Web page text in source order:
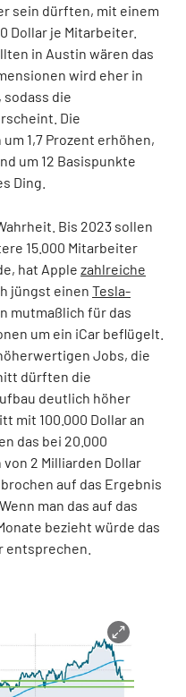
sein dürften, mit einem
Dollar je Mitarbeiter.
in Austin wären das
wird eher in
die
Die
1,7 Prozent erhöhen,
um 12 Basispunkte
Ding.
Bis 2023 sollen
15.000 Mitarbeiter
hat Apple zahlreiche
jüngst einen Tesla-
mutmaßlich für das
um ein iCar beflügelt.
Jobs, die
dürften die
deutlich höher
mit 100.000 Dollar an
das bei 20.000
2 Milliarden Dollar
auf das Ergebnis
man das auf das
bezieht würde das
entsprechen.